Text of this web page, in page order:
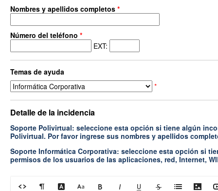
Nombres y apellidos completos *
Número del teléfono *
EXT:
Temas de ayuda
*
Detalle de la incidencia
Soporte Polivirtual: seleccione esta opción si tiene algún
Polivirtual. Por favor ingrese sus nombres y apellidos
Soporte Informática Corporativa: seleccione esta opción si
permisos de los usuarios de las aplicaciones, red, Internet,